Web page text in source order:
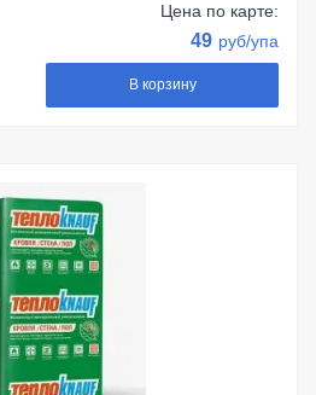
Цена по карте:
49 руб/упа
В корзину